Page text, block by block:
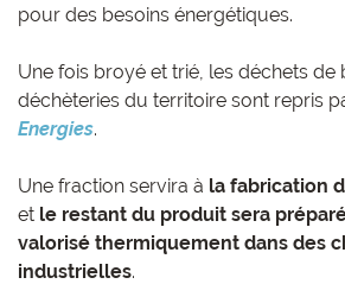
pour des besoins énergétiques.
Une fois broyé et trié, les déchets de
déchèteries du territoire sont repris
Energies.
Une fraction servira à la fabrication
et le restant du produit sera
valorisé thermiquement dans des
industrielles.